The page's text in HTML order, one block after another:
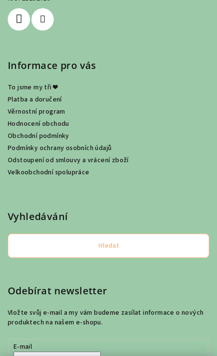
Informace pro vás
To jsme my tři ❤
Platba a doručení
Věrnostní program
Hodnocení obchodu
Obchodní podmínky
Podmínky ochrany osobních údajů
Odstoupení od smlouvy a vrácení zboží
Velkoobchodní spolupráce
Vyhledávání
Hledat
Odebírat newsletter
Vložte svůj e-mail a my vám budeme zasílat informace o nových
produktech na našem e-shopu.
E-mail